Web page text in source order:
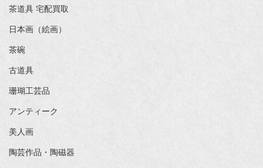
茶道具 宅配買取
日本画（絵画）
茶碗
古道具
珊瑚工芸品
アンティーク
美人画
陶芸作品・陶磁器